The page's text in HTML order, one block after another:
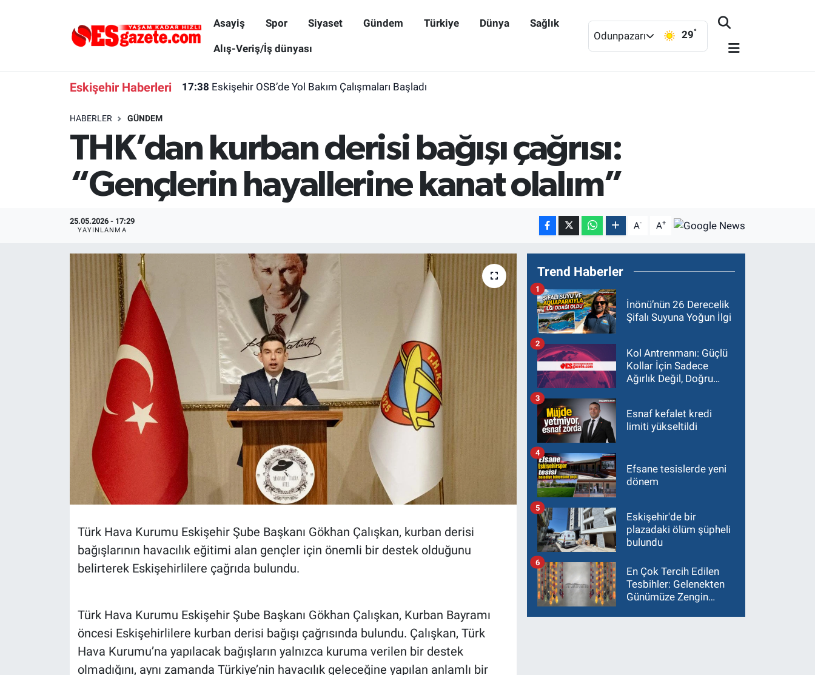
Asayiş Spor Siyaset Gündem Türkiye Dünya Sağlık
Alış-Veriş/İş dünyası
Odunpazarı 29°
Eskişehir Haberleri 17:38 Eskişehir OSB’de Yol Bakım Çalışmaları Başladı
HABERLER GÜNDEM
THK’dan kurban derisi bağışı çağrısı:
“Gençlerin hayallerine kanat olalım”
25.05.2026 - 17:29
YAYINLANMA A- A+
Türk Hava Kurumu Eskişehir Şube Başkanı Gökhan Çalışkan, kurban derisi
bağışlarının havacılık eğitimi alan gençler için önemli bir destek olduğunu
belirterek Eskişehirlilere çağrıda bulundu.
Türk Hava Kurumu Eskişehir Şube Başkanı Gökhan Çalışkan, Kurban Bayramı
öncesi Eskişehirlilere kurban derisi bağışı çağrısında bulundu. Çalışkan, Türk
Hava Kurumu’na yapılacak bağışların yalnızca kuruma verilen bir destek
olmadığını, aynı zamanda Türkiye’nin havacılık geleceğine yapılan anlamlı bir
Trend Haberler
İnönü’nün 26 Derecelik
Şifalı Suyuna Yoğun İlgi
1
Kol Antrenmanı: Güçlü
Kollar İçin Sadece
Ağırlık Değil, Doğru
2
Esnaf kefalet kredi
limiti yükseltildi
3
Efsane tesislerde yeni
dönem
4
Eskişehir'de bir
plazadaki ölüm şüpheli
bulundu
5
En Çok Tercih Edilen
Tesbihler: Gelenekten
Günümüze Zengin
6
Gündem
Alış-Veriş/İş dünyası
Eskişehirspor Arşivi
Eskişehir Arşivi
Eskişehir Nöbetçi Eczaneler
Süper Lig Puan Durumu ve Fikstür
Tüm Manşetler
Haber Arşivi